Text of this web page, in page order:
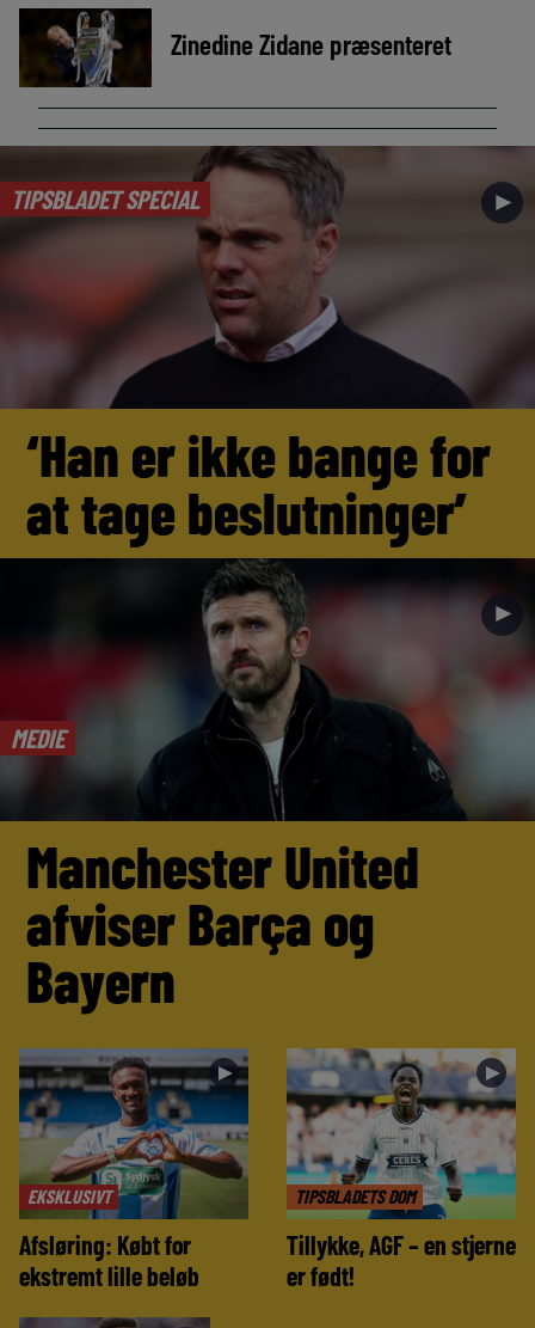
Zinedine Zidane præsenteret
TIPSBLADET SPECIAL ►
‘Han er ikke bange for
at tage beslutninger’
MEDIE
►
Manchester United
afviser Barça og
Bayern
EKSKLUSIVT
►
Afsløring: Købt for
ekstremt lille beløb
TIPSBLADETS DOM
►
Tillykke, AGF – en stjerne
er født!